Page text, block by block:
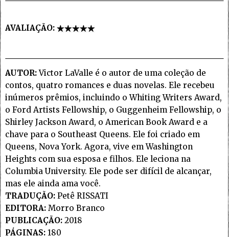
AVALIAÇÃO:
AUTOR:Victor LaValle é o autor de uma coleção de
contos, quatro romances e duas novelas. Ele recebeu
inúmeros prêmios, incluindo o Whiting Writers Award,
o Ford Artists Fellowship, o Guggenheim Fellowship, o
Shirley Jackson Award, o American Book Award e a
chave para o Southeast Queens. Ele foi criado em
Queens, Nova York. Agora, vive em Washington
Heights com sua esposa e filhos. Ele leciona na
Columbia University. Ele pode ser difícil de alcançar,
mas ele ainda ama você.
TRADUÇÃO: Petê RISSATI
EDITORA: Morro Branco
PUBLICAÇÃO: 2018
PÁGINAS: 180